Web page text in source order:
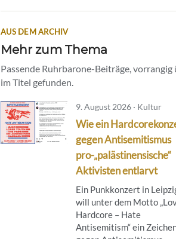
AUS DEM ARCHIV
Mehr zum Thema
Passende Ruhrbarone-Beiträge,
im Titel gefunden.
9. August 2026 · Kultur
Wie ein
gegen Antisemitismus
pro-„palästinensische“
Aktivisten entlarvt
Ein Punkkonzert in
will unter dem Motto
Hardcore – Hate
Antisemitism“ ein